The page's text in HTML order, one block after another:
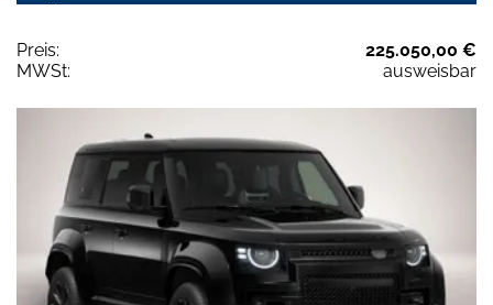
Preis:
225.050,00 €
MWSt:
ausweisbar